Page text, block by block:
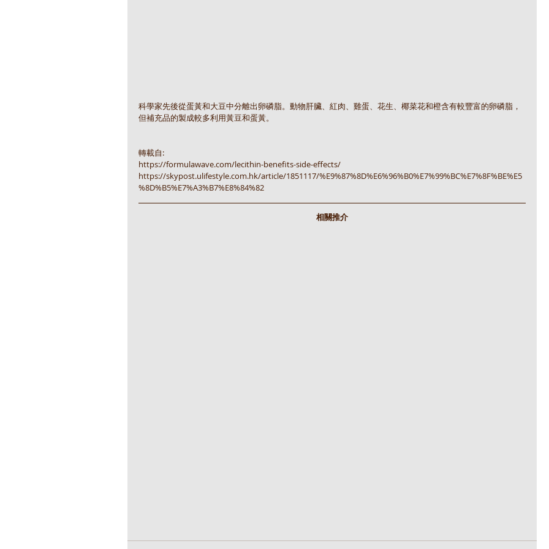
科學家先後從蛋黃和大豆中分離出卵磷脂。動物肝臟、紅肉、雞蛋、花生、椰菜花和橙含有較豐富的卵磷脂，
但補充品的製成較多利用黃豆和蛋黃。
轉載自:
https://formulawave.com/lecithin-benefits-side-effects/
https://skypost.ulifestyle.com.hk/article/1851117/%E9%87%8D%E6%96%B0%E7%99%BC%E7%8F%BE%E5
%8D%B5%E7%A3%B7%E8%84%82
相關推介